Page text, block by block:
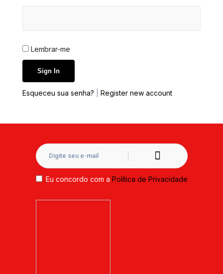
Lembrar-me
Esqueceu sua senha? Register new account
Eu concordo com a Política de Privacidade